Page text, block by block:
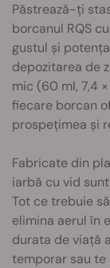
Păstrează-ți
borcanul RQS
gustul și
depozitarea de
mic (60 ml, 7,4
fiecare borcan
prospețimea și
Fabricate din
iarbă cu vid
Tot ce trebuie
elimina aerul în
durata de viață
temporar sau